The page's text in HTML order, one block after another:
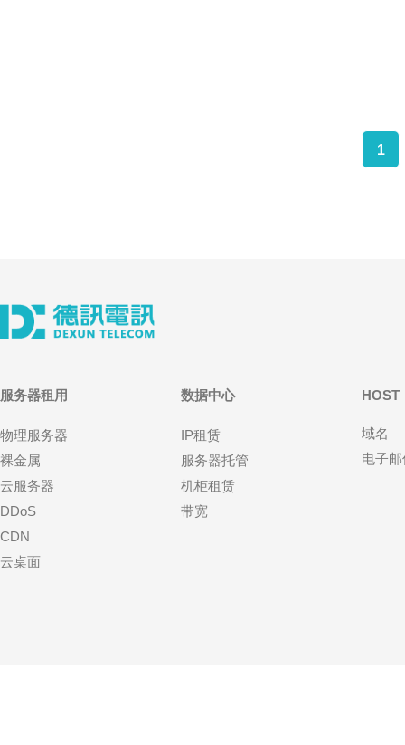
1
服务器租用
物理服务器
裸金属
云服务器
DDoS
CDN
云桌面
数据中心
IP租赁
服务器托管
机柜租赁
带宽
HOST
域名
电子